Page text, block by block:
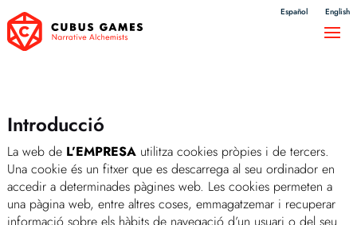
Español English
Introducció
La web de L’EMPRESAutilitza cookies pròpies i de tercers.
Una cookie és un fitxer que es descarrega al seu ordinador en
accedir a determinades pàgines web. Les cookies permeten a
una pàgina web, entre altres coses, emmagatzemar i recuperar
informació sobre els hàbits de navegació d’un usuari o del seu